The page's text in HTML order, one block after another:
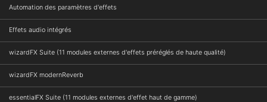
Automation des paramètres d'effets
Effets audio intégrés
wizardFX Suite (11 modules externes d'effets préréglés de haute qualité)
wizardFX modernReverb
essentialFX Suite (11 modules externes d'effet haut de gamme)